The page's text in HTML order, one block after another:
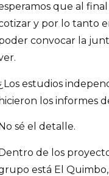
que al
y por lo tanto
convocar la
estudios
hicieron los informes
sé el detalle.
de los
está El